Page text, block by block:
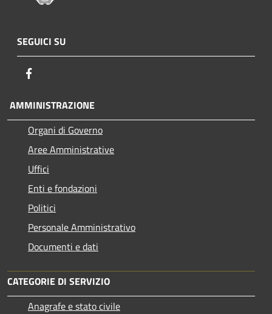
SEGUICI SU
AMMINISTRAZIONE
Organi di Governo
Aree Amministrative
Uffici
Enti e fondazioni
Politici
Personale Amministrativo
Documenti e dati
CATEGORIE DI SERVIZIO
Anagrafe e stato civile